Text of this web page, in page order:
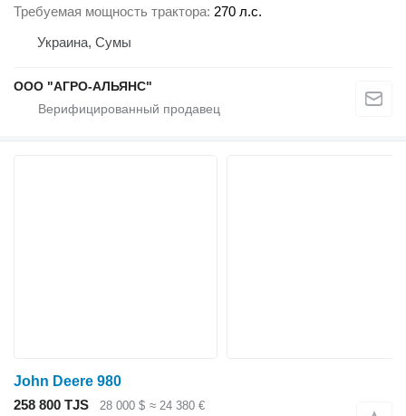
Требуемая мощность трактора 270 л.с.
Украина, Сумы
ООО "АГРО-АЛЬЯНС"
John Deere 980
258 800 TJS
28 000 $ ≈ 24 380 €